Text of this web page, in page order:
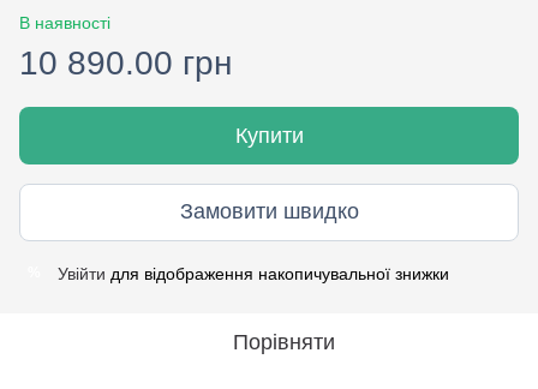
В наявності
10 890.00 грн
Купити
Замовити швидко
Увійти для відображення накопичувальної знижки
Порівняти